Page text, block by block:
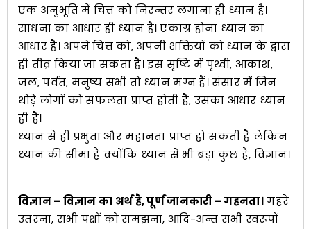
एक अनुभूति में चित्त को निरन्तर लगाना ही ध्यान है।
साधना का आधार ही ध्यान है। एकाग्र होना ध्यान का
आधार है। अपने चित्त को, अपनी शक्तियों को ध्यान के द्वारा
ही तीव्र किया जा सकता है। इस सृष्टि में पृथ्वी, आकाश,
जल, पर्वत, मनुष्य सभी तो ध्यान मग्न हैं। संसार में जिन
थोड़े लोगों को सफलता प्राप्त होती है, उसका आधार ध्यान
ही है।
ध्यान से ही प्रभुता और महानता प्राप्त हो सकती है लेकिन
ध्यान की सीमा है क्योंकि ध्यान से भी बड़ा कुछ है, विज्ञान।
विज्ञान – विज्ञान का अर्थ है, पूर्ण जानकारी – गहनता।गहरे
उतरना, सभी पक्षों को समझना, आदि-अन्त सभी स्वरूपों